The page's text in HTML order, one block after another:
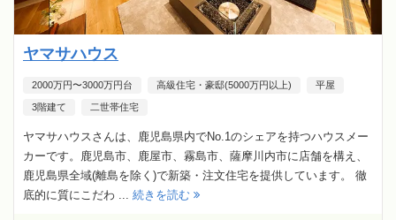
ヤマサハウス
2000万円〜3000万円台 高級住宅・豪邸(5000万円以上) 平屋
3階建て 二世帯住宅
ヤマサハウスさんは、鹿児島県内でNo.1のシェアを持つハウスメー
カーです。鹿児島市、鹿屋市、霧島市、薩摩川内市に店舗を構え、
鹿児島県全域(離島を除く)で新築・注文住宅を提供しています。 徹
底的に質にこだわ ... 続きを読む